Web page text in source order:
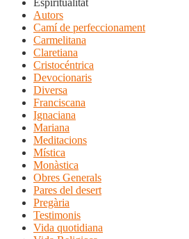
Espiritualitat
Autors
Camí de perfeccionament
Carmelitana
Claretiana
Cristocéntrica
Devocionaris
Diversa
Franciscana
Ignaciana
Mariana
Meditacions
Mística
Monàstica
Obres Generals
Pares del desert
Pregària
Testimonis
Vida quotidiana